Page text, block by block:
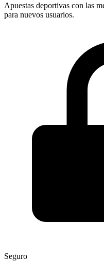
Apuestas deportivas con las
para nuevos usuarios.
Seguro